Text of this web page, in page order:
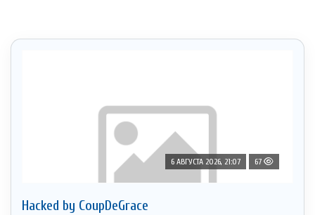
6 АВГУСТА 2026, 21:07 67
Hacked by CoupDeGrace